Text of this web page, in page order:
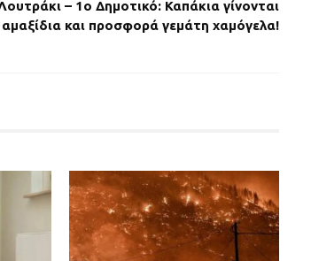
– 1ο Δημοτικό: Καπάκια γίνονται
αμαξίδια και προσφορά γεμάτη χαμόγελα!